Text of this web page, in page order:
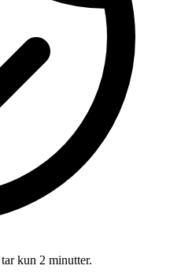
kun 2 minutter.